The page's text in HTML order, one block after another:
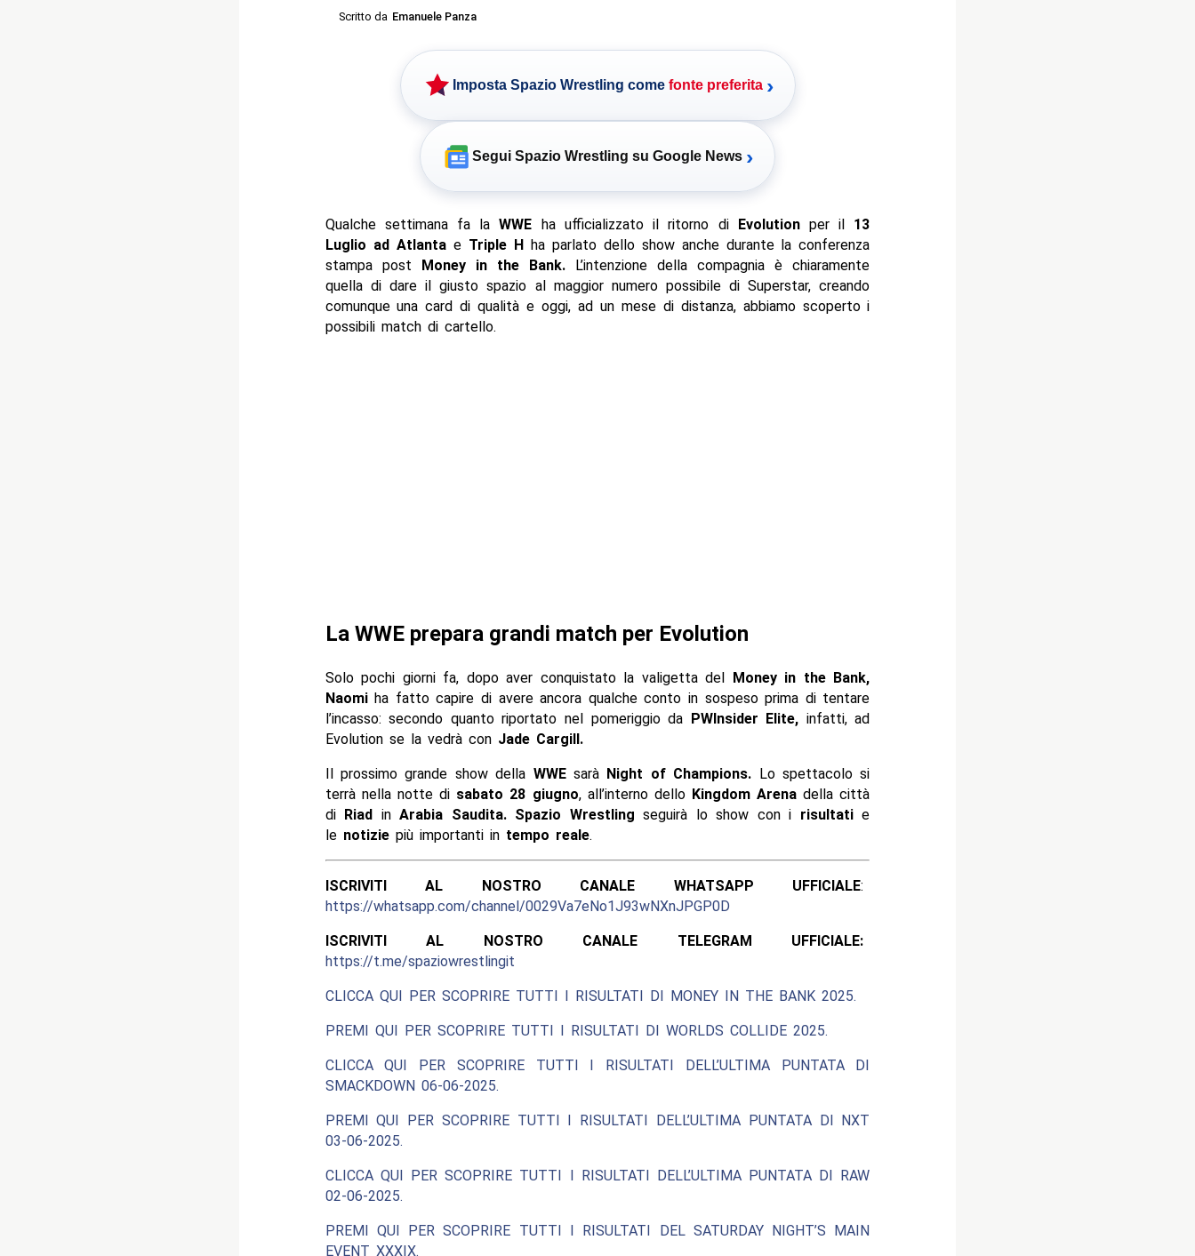
Scritto da Emanuele Panza
Imposta Spazio Wrestling come fonte preferita ›
Segui Spazio Wrestling su Google News ›
Qualche settimana fa laWWE ha ufficializzato il ritorno di Evolutionper il 13
Luglio ad AtlantaeTriple Hha parlato dello show anche durante la conferenza
stampa post Money in the Bank. L’intenzione della compagnia è chiaramente
quella di dare il giusto spazio al maggior numero possibile di Superstar, creando
comunque una card di qualità e oggi, ad un mese di distanza, abbiamo scoperto i
possibili match di cartello.
La WWE prepara grandi match per Evolution
Solo pochi giorni fa, dopo aver conquistato la valigetta del Money in the Bank,
Naomiha fatto capire di avere ancora qualche conto in sospeso prima di tentare
l’incasso: secondo quanto riportato nel pomeriggio da PWInsider Elite, infatti, ad
Evolution se la vedrà conJade Cargill.
Il prossimo grande show della WWEsarà Night of Champions. Lo spettacolo si
terrà nella notte di sabato 28 giugno, all’interno delloKingdom Arenadella città
di Riad inArabia Saudita. Spazio Wrestling seguirà lo show con i risultatie
le notiziepiù importanti in tempo reale.
ISCRIVITI AL NOSTRO CANALE WHATSAPP UFFICIALE:
https://whatsapp.com/channel/0029Va7eNo1J93wNXnJPGP0D
ISCRIVITI AL NOSTRO CANALE TELEGRAM UFFICIALE:
https://t.me/spaziowrestlingit
CLICCA QUI PER SCOPRIRE TUTTI I RISULTATI DI MONEY IN THE BANK 2025.
PREMI QUI PER SCOPRIRE TUTTI I RISULTATI DI WORLDS COLLIDE 2025.
CLICCA QUI PER SCOPRIRE TUTTI I RISULTATI DELL’ULTIMA PUNTATA DI
SMACKDOWN 06-06-2025.
PREMI QUI PER SCOPRIRE TUTTI I RISULTATI DELL’ULTIMA PUNTATA DI NXT
03-06-2025.
CLICCA QUI PER SCOPRIRE TUTTI I RISULTATI DELL’ULTIMA PUNTATA DI RAW
02-06-2025.
PREMI QUI PER SCOPRIRE TUTTI I RISULTATI DEL SATURDAY NIGHT’S MAIN
EVENT XXXIX.